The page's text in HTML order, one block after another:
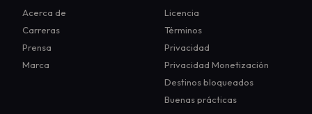
Acerca de
Carreras
Prensa
Marca
Licencia
Términos
Privacidad
Privacidad Monetización
Destinos bloqueados
Buenas prácticas